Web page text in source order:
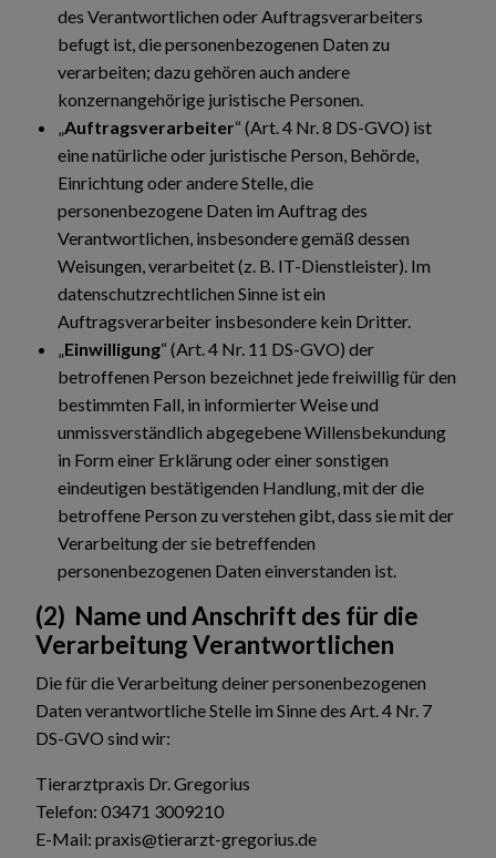
des Verantwortlichen oder Auftragsverarbeiters
befugt ist, die personenbezogenen Daten zu
verarbeiten; dazu gehören auch andere
konzernangehörige juristische Personen.
„Auftragsverarbeiter“ (Art. 4 Nr. 8 DS-GVO) ist
eine natürliche oder juristische Person, Behörde,
Einrichtung oder andere Stelle, die
personenbezogene Daten im Auftrag des
Verantwortlichen, insbesondere gemäß dessen
Weisungen, verarbeitet (z. B. IT-Dienstleister). Im
datenschutzrechtlichen Sinne ist ein
Auftragsverarbeiter insbesondere kein Dritter.
„Einwilligung“ (Art. 4 Nr. 11 DS-GVO) der
betroffenen Person bezeichnet jede freiwillig für den
bestimmten Fall, in informierter Weise und
unmissverständlich abgegebene Willensbekundung
in Form einer Erklärung oder einer sonstigen
eindeutigen bestätigenden Handlung, mit der die
betroffene Person zu verstehen gibt, dass sie mit der
Verarbeitung der sie betreffenden
personenbezogenen Daten einverstanden ist.
(2) Name und Anschrift des für die
Verarbeitung Verantwortlichen
Die für die Verarbeitung deiner personenbezogenen
Daten verantwortliche Stelle im Sinne des Art. 4 Nr. 7
DS-GVO sind wir:
Tierarztpraxis Dr. Gregorius
Telefon: 03471 3009210
E-Mail: praxis@tierarzt-gregorius.de